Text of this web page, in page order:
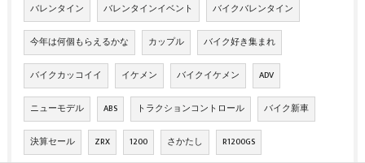
バレンタイン バレンタインイベント バイクバレンタイン
今年は何個もらえるかな カップル バイク好き集まれ
バイクカッコイイ イケメン バイクイケメン ADV
ニューモデル ABS トラクションコントロール バイク新車
決算セール ZRX 1200 さかたし R1200GS